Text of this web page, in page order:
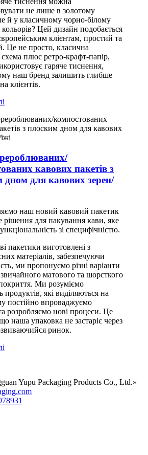
не лише в золотому
й у класичному чорно-білому
Цей дизайн подобається
клієнтам, простий та
Це не просто, класична
схема плюс ретро-крафт-папір,
гаряче тиснення,
наш бренд залишить глибше
клієнтів.
кавових пакетів з
дном для кавових зерен/
наш новий кавовий пакетик
рішення для пакування кави, яке
зі специфічністю.
пакетики виготовлені з
матеріалів, забезпечуючи
ми пропонуємо різні варіанти
матового та шорсткого
Ми розуміємо
продуктів, які виділяються на
постійно впроваджуємо
розробляємо нові процеси. Це
наша упаковка не застаріє через
ринок.
Yupu Packaging Products Co., Ltd.»